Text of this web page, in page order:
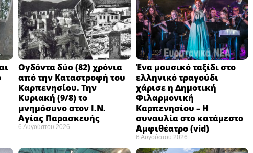
Ογδόντα δύο (82) χρόνια
από την Καταστροφή του
Καρπενησίου. Την
Κυριακή (9/8) το
μνημόσυνο στον Ι.Ν.
Αγίας Παρασκευής
6 Αυγούστου 2026
Ένα μουσικό ταξίδι στο
ελληνικό τραγούδι
χάρισε η Δημοτική
Φιλαρμονική
Καρπενησίου – Η
συναυλία στο κατάμεστο
Αμφιθέατρο (vid)
6 Αυγούστου 2026